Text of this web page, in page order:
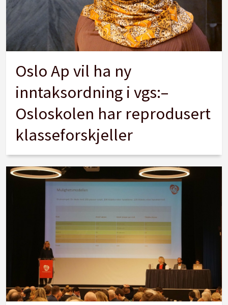
Oslo Ap vil ha ny
inntaksordning i vgs:–
Osloskolen har reprodusert
klasseforskjeller